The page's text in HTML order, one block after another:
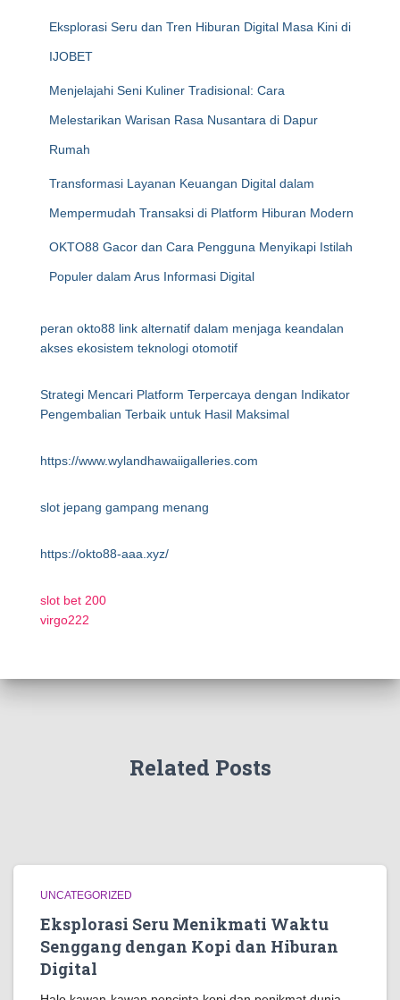
Eksplorasi Seru dan Tren Hiburan Digital Masa Kini di
IJOBET
Menjelajahi Seni Kuliner Tradisional: Cara
Melestarikan Warisan Rasa Nusantara di Dapur
Rumah
Transformasi Layanan Keuangan Digital dalam
Mempermudah Transaksi di Platform Hiburan Modern
OKTO88 Gacor dan Cara Pengguna Menyikapi Istilah
Populer dalam Arus Informasi Digital
peran okto88 link alternatif dalam menjaga keandalan
akses ekosistem teknologi otomotif
Strategi Mencari Platform Terpercaya dengan Indikator
Pengembalian Terbaik untuk Hasil Maksimal
https://www.wylandhawaiigalleries.com
slot jepang gampang menang
https://okto88-aaa.xyz/
slot bet 200
virgo222
Related Posts
UNCATEGORIZED
Eksplorasi Seru Menikmati Waktu
Senggang dengan Kopi dan Hiburan
Digital